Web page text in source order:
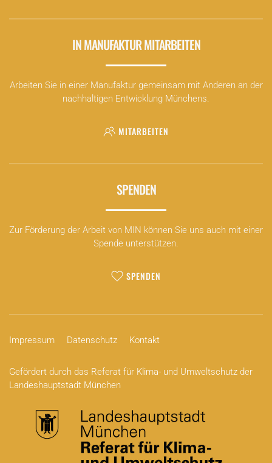
IN MANUFAKTUR MITARBEITEN
Arbeiten Sie in einer Manufaktur gemeinsam mit Anderen an der
nachhaltigen Entwicklung Münchens.
MITARBEITEN
SPENDEN
Zur Förderung der Arbeit von MIN können Sie uns auch mit einer
Spende unterstützen.
SPENDEN
Impressum Datenschutz Kontakt
Gefördert durch das Referat für Klima- und Umweltschutz der
Landeshauptstadt München